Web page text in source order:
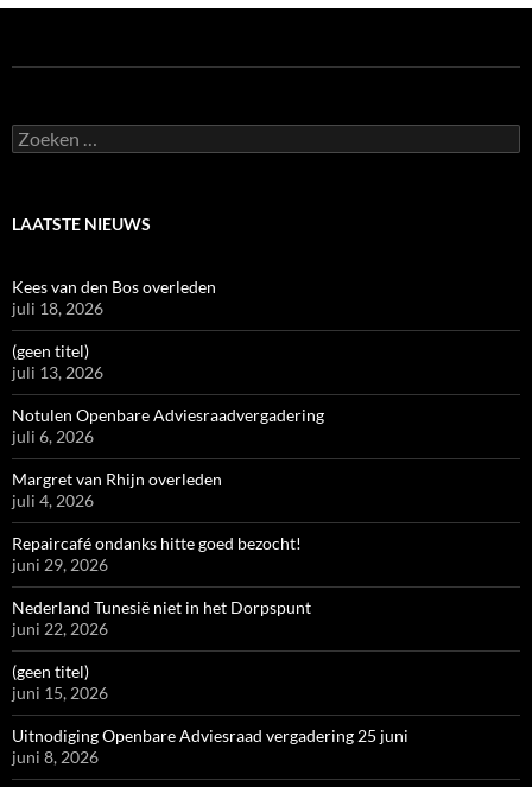
Zoeken
naar:
LAATSTE NIEUWS
Kees van den Bos overleden
juli 18, 2026
(geen titel)
juli 13, 2026
Notulen Openbare Adviesraadvergadering
juli 6, 2026
Margret van Rhijn overleden
juli 4, 2026
Repaircafé ondanks hitte goed bezocht!
juni 29, 2026
Nederland Tunesië niet in het Dorpspunt
juni 22, 2026
(geen titel)
juni 15, 2026
Uitnodiging Openbare Adviesraad vergadering 25 juni
juni 8, 2026